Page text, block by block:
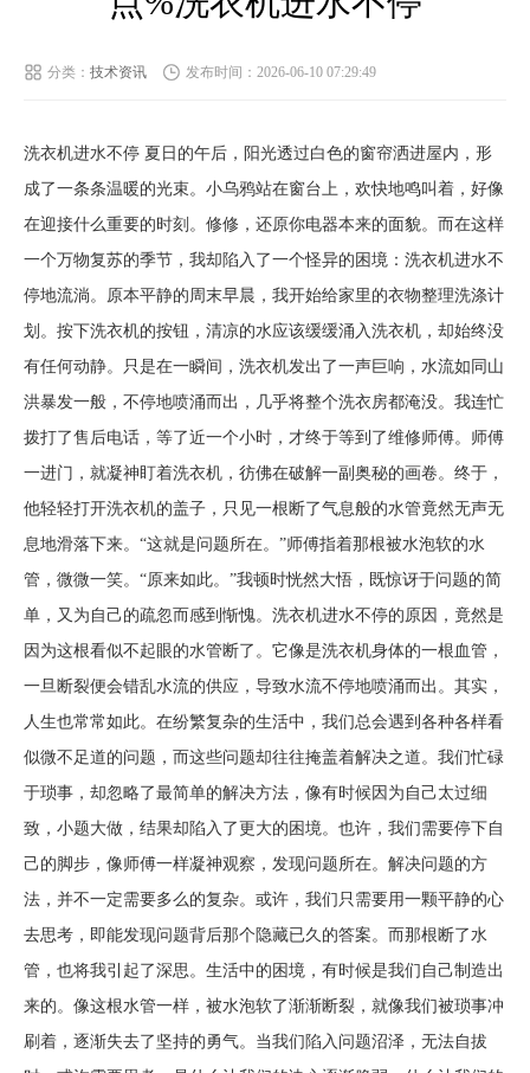
分类： 技术资讯 发布时间：2026-06-10 07:29:49
洗衣机进水不停 夏日的午后，阳光透过白色的窗帘洒进屋内，形
成了一条条温暖的光束。小乌鸦站在窗台上，欢快地鸣叫着，好像
在迎接什么重要的时刻。修修，还原你电器本来的面貌。而在这样
一个万物复苏的季节，我却陷入了一个怪异的困境：洗衣机进水不
停地流淌。原本平静的周末早晨，我开始给家里的衣物整理洗涤计
划。按下洗衣机的按钮，清凉的水应该缓缓涌入洗衣机，却始终没
有任何动静。只是在一瞬间，洗衣机发出了一声巨响，水流如同山
洪暴发一般，不停地喷涌而出，几乎将整个洗衣房都淹没。我连忙
拨打了售后电话，等了近一个小时，才终于等到了维修师傅。师傅
一进门，就凝神盯着洗衣机，彷佛在破解一副奥秘的画卷。终于，
他轻轻打开洗衣机的盖子，只见一根断了气息般的水管竟然无声无
息地滑落下来。“这就是问题所在。”师傅指着那根被水泡软的水
管，微微一笑。“原来如此。”我顿时恍然大悟，既惊讶于问题的简
单，又为自己的疏忽而感到惭愧。洗衣机进水不停的原因，竟然是
因为这根看似不起眼的水管断了。它像是洗衣机身体的一根血管，
一旦断裂便会错乱水流的供应，导致水流不停地喷涌而出。其实，
人生也常常如此。在纷繁复杂的生活中，我们总会遇到各种各样看
似微不足道的问题，而这些问题却往往掩盖着解决之道。我们忙碌
于琐事，却忽略了最简单的解决方法，像有时候因为自己太过细
致，小题大做，结果却陷入了更大的困境。也许，我们需要停下自
己的脚步，像师傅一样凝神观察，发现问题所在。解决问题的方
法，并不一定需要多么的复杂。或许，我们只需要用一颗平静的心
去思考，即能发现问题背后那个隐藏已久的答案。而那根断了水
管，也将我引起了深思。生活中的困境，有时候是我们自己制造出
来的。像这根水管一样，被水泡软了渐渐断裂，就像我们被琐事冲
刷着，逐渐失去了坚持的勇气。当我们陷入问题沼泽，无法自拔